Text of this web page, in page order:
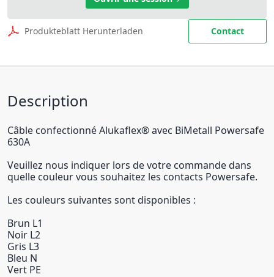
Produkteblatt Herunterladen Contact
Description
Câble confectionné Alukaflex® avec BiMetall Powersafe
630A
Veuillez nous indiquer lors de votre commande dans
quelle couleur vous souhaitez les contacts Powersafe.
Les couleurs suivantes sont disponibles :
Brun L1
Noir L2
Gris L3
Bleu N
Vert PE